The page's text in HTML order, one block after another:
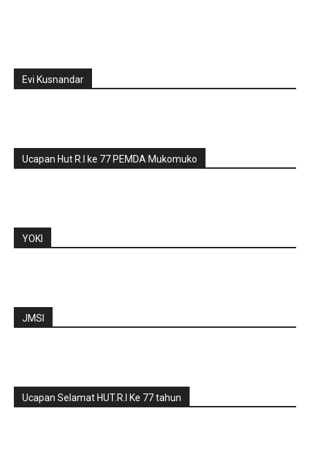
Evi Kusnandar
Ucapan Hut R.I ke 77 PEMDA Mukomuko
YOKI
JMSI
Ucapan Selamat HUT.R.I Ke 77 tahun